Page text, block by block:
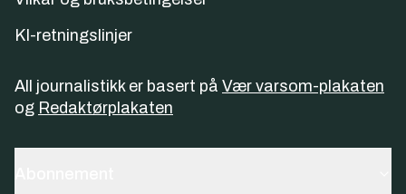
KI-retningslinjer
All journalistikk er basert på Vær varsom-plakaten
og Redaktørplakaten